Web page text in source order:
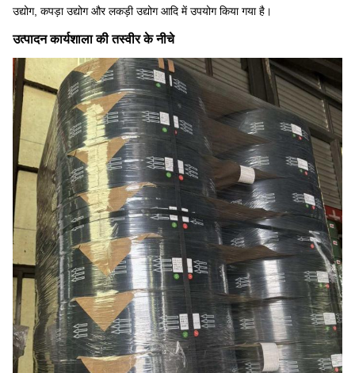
उद्योग, कपड़ा उद्योग और लकड़ी उद्योग आदि में उपयोग किया गया है।
उत्पादन कार्यशाला की तस्वीर के नीचे